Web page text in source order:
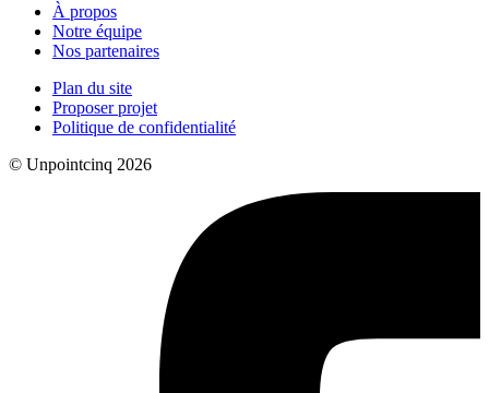
À propos
Notre équipe
Nos partenaires
Plan du site
Proposer projet
Politique de confidentialité
© Unpointcinq 2026